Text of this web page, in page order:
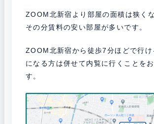
ZOOM北新宿より部屋の面積は狭く
その分賃料の安い部屋が多いです。
ZOOM北新宿から徒歩7分ほどで行け
になる方は併せて内覧に行くことを
す。